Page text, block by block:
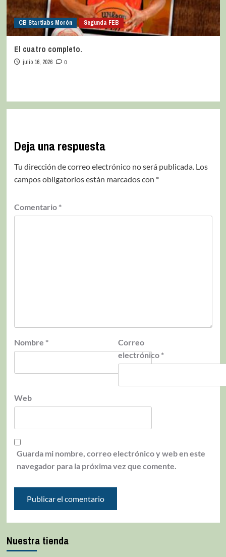
CB Startlabs Morón Segunda FEB
El cuatro completo.
julio 16, 2026 0
Deja una respuesta
Tu dirección de correo electrónico no será publicada. Los
campos obligatorios están marcados con *
Comentario *
Nombre *
Correo
electrónico *
Web
Guarda mi nombre, correo electrónico y web en este
navegador para la próxima vez que comente.
Nuestra tienda